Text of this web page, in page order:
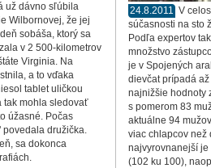
už dávno sľúbila
Wilbornovej, že jej
sobáša, ktorý sa
v 2 500-kilometrov
Virginia. Na
a to vďaka
tablet uličkou
tak mohla sledovať
úžasné. Počas
povedala družička.
sa dokonca
24.8.2011 V
súčasnosti na sto
Podľa expertov
množstvo
je v Spojených
dievčat prípadá
najnižšie hodnoty
s pomerom 83
aktuálne 94
viac chlapcov než
najvyrovnanejší
(102 ku 100),